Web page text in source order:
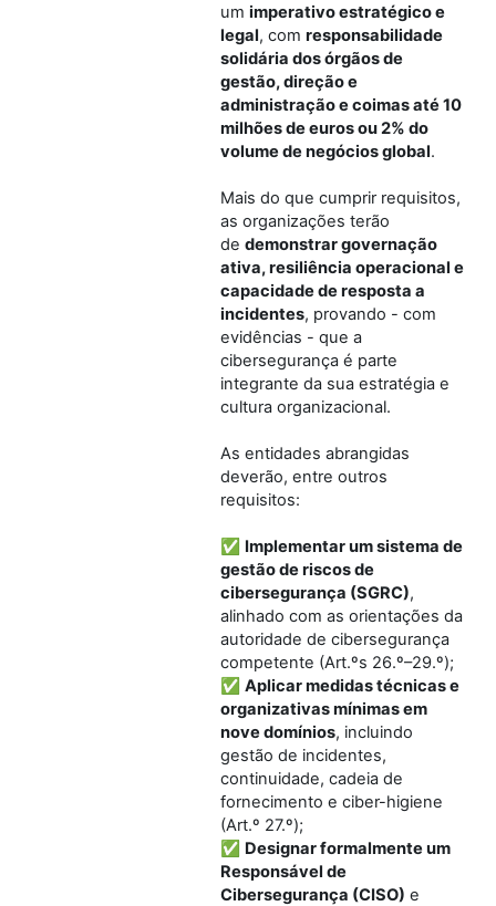
um imperativo estratégico e
legal, com responsabilidade
solidária dos órgãos de
gestão, direção e
administração e coimas até 10
milhões de euros ou 2% do
volume de negócios global.
Mais do que cumprir requisitos,
as organizações terão
de demonstrar governação
ativa, resiliência operacional e
capacidade de resposta a
incidentes, provando - com
evidências - que a
cibersegurança é parte
integrante da sua estratégia e
cultura organizacional.
As entidades abrangidas
deverão, entre outros
requisitos:
✅ Implementar um sistema de
gestão de riscos de
cibersegurança (SGRC),
alinhado com as orientações da
autoridade de cibersegurança
competente (Art.ºs 26.º–29.º);
✅ Aplicar medidas técnicas e
organizativas mínimas em
nove domínios, incluindo
gestão de incidentes,
continuidade, cadeia de
fornecimento e ciber-higiene
(Art.º 27.º);
✅ Designar formalmente um
Responsável de
Cibersegurança (CISO) e